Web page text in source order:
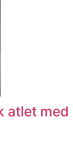
atlet med